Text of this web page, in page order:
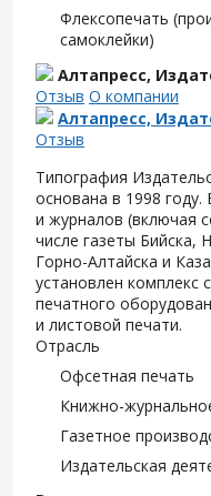
Флексопечать
самоклейки)
Алтапресс,
Отзыв О компании
Алтапресс,
Отзыв
Типография
основана в 1998 году.
и журналов (включая
числе газеты Бийска,
Горно-Алтайска и
установлен комплекс
печатного
и листовой печати.
Отрасль
Офсетная печать
Книжно-
Газетное
Издательская